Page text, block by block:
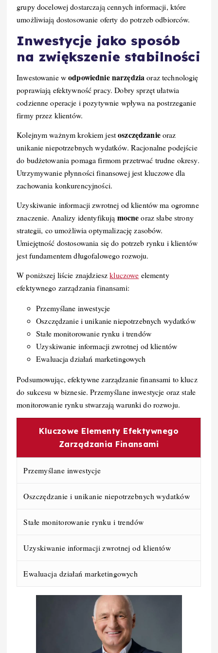
grupy docelowej dostarczają cennych informacji, które
umożliwiają dostosowanie oferty do potrzeb odbiorców.
Inwestycje jako sposób
na zwiększenie stabilności
Inwestowanie wodpowiednie narzędzia oraz technologię
poprawiają efektywność pracy. Dobry sprzęt ułatwia
codzienne operacje i pozytywnie wpływa na postrzeganie
firmy przez klientów.
Kolejnym ważnym krokiem jestoszczędzanieoraz
unikanie niepotrzebnych wydatków. Racjonalne podejście
do budżetowania pomaga firmom przetrwać trudne okresy.
Utrzymywanie płynności finansowej jest kluczowe dla
zachowania konkurencyjności.
Uzyskiwanie informacji zwrotnej od klientów ma ogromne
znaczenie. Analizy identyfikują mocneoraz słabe strony
strategii, co umożliwia optymalizację zasobów.
Umiejętność dostosowania się do potrzeb rynku i klientów
jest fundamentem długofalowego rozwoju.
W poniższej liście znajdzieszkluczowe elementy
efektywnego zarządzania finansami:
Przemyślane inwestycje
Oszczędzanie i unikanie niepotrzebnych wydatków
Stałe monitorowanie rynku i trendów
Uzyskiwanie informacji zwrotnej od klientów
Ewaluacja działań marketingowych
Podsumowując, efektywne zarządzanie finansami to klucz
do sukcesu w biznesie. Przemyślane inwestycje oraz stałe
monitorowanie rynku stwarzają warunki do rozwoju.
Kluczowe Elementy Efektywnego
Zarządzania Finansami
Przemyślane inwestycje
Oszczędzanie i unikanie niepotrzebnych wydatków
Stałe monitorowanie rynku i trendów
Uzyskiwanie informacji zwrotnej od klientów
Ewaluacja działań marketingowych